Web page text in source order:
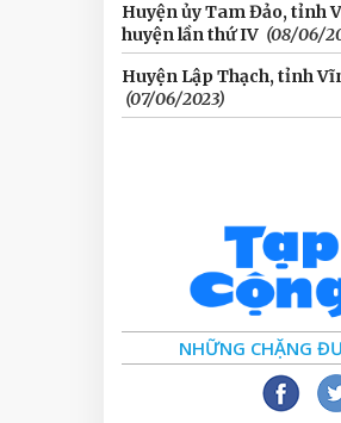
Huyện ủy Tam Đảo, tỉnh
huyện lần thứ IV (08/06/
Huyện Lập Thạch, tỉnh
(07/06/2023)
NHỮNG CHẶNG